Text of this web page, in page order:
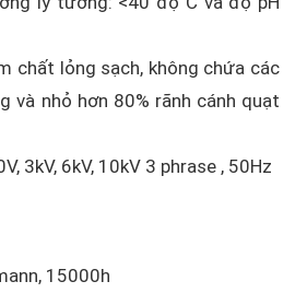
chất lỏng sạch, không chứa các
và nhỏ hơn 80% rãnh cánh quạt
3kV, 6kV, 10kV 3 phrase , 50Hz
15000h